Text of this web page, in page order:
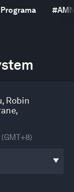
Programa #
, Robin
,
(GMT+8)